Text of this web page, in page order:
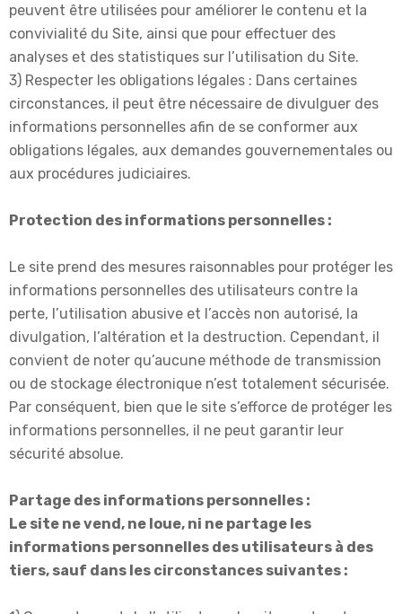
peuvent être utilisées pour améliorer le contenu et la
convivialité du Site, ainsi que pour effectuer des
analyses et des statistiques sur l’utilisation du Site.
3) Respecter les obligations légales : Dans certaines
circonstances, il peut être nécessaire de divulguer des
informations personnelles afin de se conformer aux
obligations légales, aux demandes gouvernementales ou
aux procédures judiciaires.
Protection des informations personnelles :
Le site prend des mesures raisonnables pour protéger les
informations personnelles des utilisateurs contre la
perte, l’utilisation abusive et l’accès non autorisé, la
divulgation, l’altération et la destruction. Cependant, il
convient de noter qu’aucune méthode de transmission
ou de stockage électronique n’est totalement sécurisée.
Par conséquent, bien que le site s’efforce de protéger les
informations personnelles, il ne peut garantir leur
sécurité absolue.
Partage des informations personnelles :
Le site ne vend, ne loue, ni ne partage les
informations personnelles des utilisateurs à des
tiers, sauf dans les circonstances suivantes :